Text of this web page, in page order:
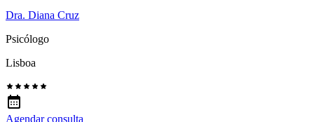
Dra. Diana Cruz
Psicólogo
Lisboa
Agendar consulta